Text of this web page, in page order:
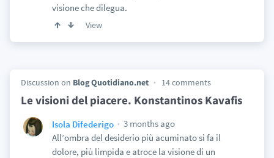
visione che dilegua.
View
Discussion on Blog Quotidiano.net 14 comments
Le visioni del piacere. Konstantinos Kavafis
Isola Difederigo
3 months ago
All’ombra del desiderio più acuminato si fa il
dolore, più limpida e atroce la visione di un